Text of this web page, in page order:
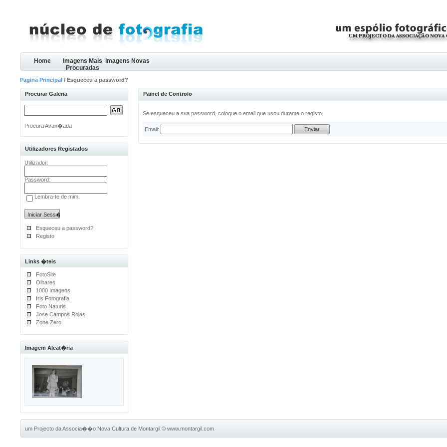
Home
Imagens Mais
Procuradas
Imagens Novas
Pagina Principal / Esqueceu a password?
Procurar Galeria
Procura Avan�ada
Utilizadores Registados
Utilizador:
Password:
Lembra-te de mim.
Esqueceu a password?
Registo
Links �teis
FotoSite
Olhares
1000 Imagens
Iris Fotografia
Foto Naturis
Jose Campos Rojas
Zone Zero
Imagem Aleat�ria
Painel de Controlo
Se esqueceu a sua password, coloque o email que usou durante o registo.
Email:
um Projecto da Associa��o Nova Cultura de Montargil©www.montargil.com